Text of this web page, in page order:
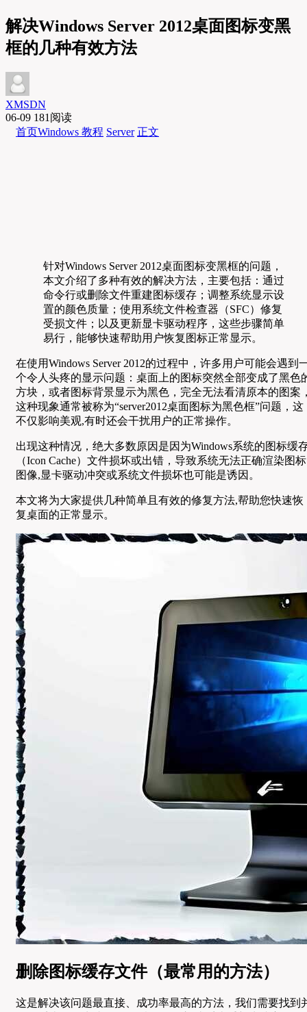
解决Windows Server 2012桌面图标变黑
框的几种有效方法
XMSDN
06-09 181阅读
首页Windows 教程 Server 正文
针对Windows Server 2012桌面图标变黑框的问题，
本文介绍了多种有效的解决方法，主要包括：通过
命令行或删除文件重建图标缓存；调整系统显示设
置的颜色质量；使用系统文件检查器（SFC）修复
受损文件；以及更新显卡驱动程序，这些步骤简单
易行，能够快速帮助用户恢复图标正常显示。
在使用Windows Server 2012的过程中，许多用户可能会遇到
个令人头疼的显示问题：桌面上的图标突然全部变成了黑色
方块，或者图标背景显示为黑色，完全无法看清原本的图案
这种现象通常被称为“server2012桌面图标为黑色框”问题，这
不仅影响美观,有时还会干扰用户的正常操作。
出现这种情况，绝大多数原因是因为Windows系统的图标缓
（Icon Cache）文件损坏或出错，导致系统无法正确渲染图标
图像,显卡驱动冲突或系统文件损坏也可能是诱因。
本文将为大家提供几种简单且有效的修复方法,帮助您快速恢
复桌面的正常显示。
删除图标缓存文件（最常用的方法）
这是解决该问题最直接、成功率最高的方法，我们需要找到